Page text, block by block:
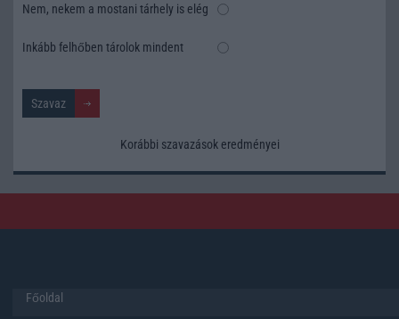
Nem, nekem a mostani tárhely is elég
Inkább felhőben tárolok mindent
Korábbi szavazások eredményei
Főoldal